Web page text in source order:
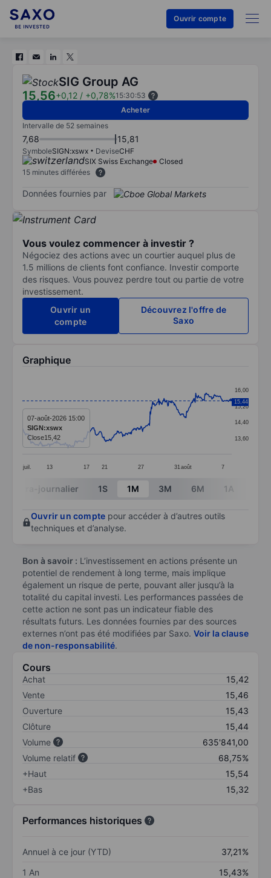
Ouvrir compte
SIG Group AG
15,56+0,12 / +0,78%15:30:53
Acheter
Intervalle de 52 semaines
7,68 15,81
SymboleSIGN:xswx DeviseCHF
SIX Swiss Exchange
Closed
15 minutes différées
Données fournies par
Vous voulez commencer à investir ?
Négociez des actions avec un courtier auquel plus de
1.5 millions de clients font confiance. Investir comporte
des risques. Vous pouvez perdre tout ou partie de votre
investissement.
Ouvrir un
compte
Découvrez l'offre de
Saxo
Graphique
Line chart with 391 data points.
The chart has 1 X axis displaying categories.
The chart has 1 Y axis displaying values. Data ranges
juil. 13 17 21 27 31 août 7
13,60
14,40
15,20
16,00
15,44
07-août-2026 15:00
SIGN:xswx
Close15,42
End of interactive chart.
Intra-journalier 1S 1M 3M 6M 1A
Ouvrir un compte pour accéder à d’autres outils
techniques et d’analyse.
Bon à savoir : L’investissement en actions présente un
potentiel de rendement à long terme, mais implique
également un risque de perte, pouvant aller jusqu’à la
totalité du capital investi. Les performances passées de
cette action ne sont pas un indicateur fiable des
résultats futurs. Les données fournies par des sources
externes n’ont pas été modifiées par Saxo. Voir la clause
de non-responsabilité.
Cours
Achat
15,42
Vente
15,46
Ouverture
15,43
Clôture
15,44
Volume
635'841,00
Volume relatif
68,75%
+Haut
15,54
+Bas
15,32
Performances historiques
Annuel à ce jour (YTD)
37,21%
1 An
15,43%